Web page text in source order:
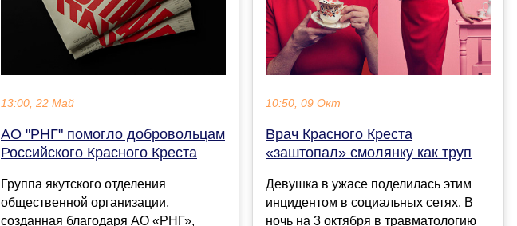
13:00, 22 Май
АО "РНГ" помогло добровольцам
Российского Красного Креста
Группа якутского отделения
общественной организации,
созданная благодаря АО «РНГ»,
10:50, 09 Окт
Врач Красного Креста
«заштопал» смолянку как труп
Девушка в ужасе поделилась этим
инцидентом в социальных сетях. В
ночь на 3 октября в травматологию